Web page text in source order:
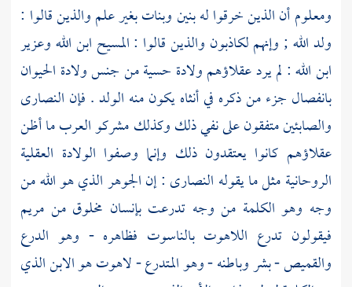
ومعلوم أن الذين خرقوا له بنين وبنات بغير علم والذين قالوا :
ولد الله ; وإنهم لكاذبون والذين قالوا :المسيح ابن اللهوعزير
ابن الله : لم يرد عقلاؤهم ولادة حسية من جنس ولادة الحيوان
بانفصال جزء من ذكره في أنثاه يكون منه الولد . فإن النصارى
والصابئينمتفقون على نفي ذلك وكذلكمشركو العربما أظن
عقلاؤهم كانوا يعتقدون ذلك وإنما وصفوا الولادة العقلية
الروحانية مثل ما يقوله النصارى : إن الجوهر الذي هو الله من
وجه وهو الكلمة من وجه تدرعت بإنسان مخلوق من مريم
فيقولون تدرع اللاهوت بالناسوت فظاهره - وهو الدرع
والقميص - بشر وباطنه - وهو المتدرع - لاهوت هو الابن الذي